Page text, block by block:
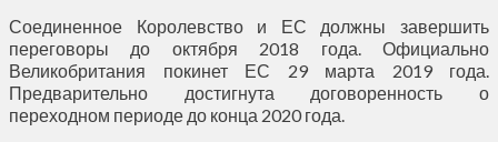
Соединенное Королевство и ЕС должны завершить
переговоры до октября 2018 года. Официально
Великобритания покинет ЕС 29 марта 2019 года.
Предварительно достигнута договоренность о
переходном периоде до конца 2020 года.